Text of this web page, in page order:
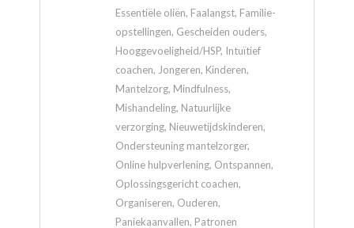
Essentiële oliën, Faalangst, Familie-
opstellingen, Gescheiden ouders,
Hooggevoeligheid/HSP, Intuïtief
coachen, Jongeren, Kinderen,
Mantelzorg, Mindfulness,
Mishandeling, Natuurlijke
verzorging, Nieuwetijdskinderen,
Ondersteuning mantelzorger,
Online hulpverlening, Ontspannen,
Oplossingsgericht coachen,
Organiseren, Ouderen,
Paniekaanvallen, Patronen